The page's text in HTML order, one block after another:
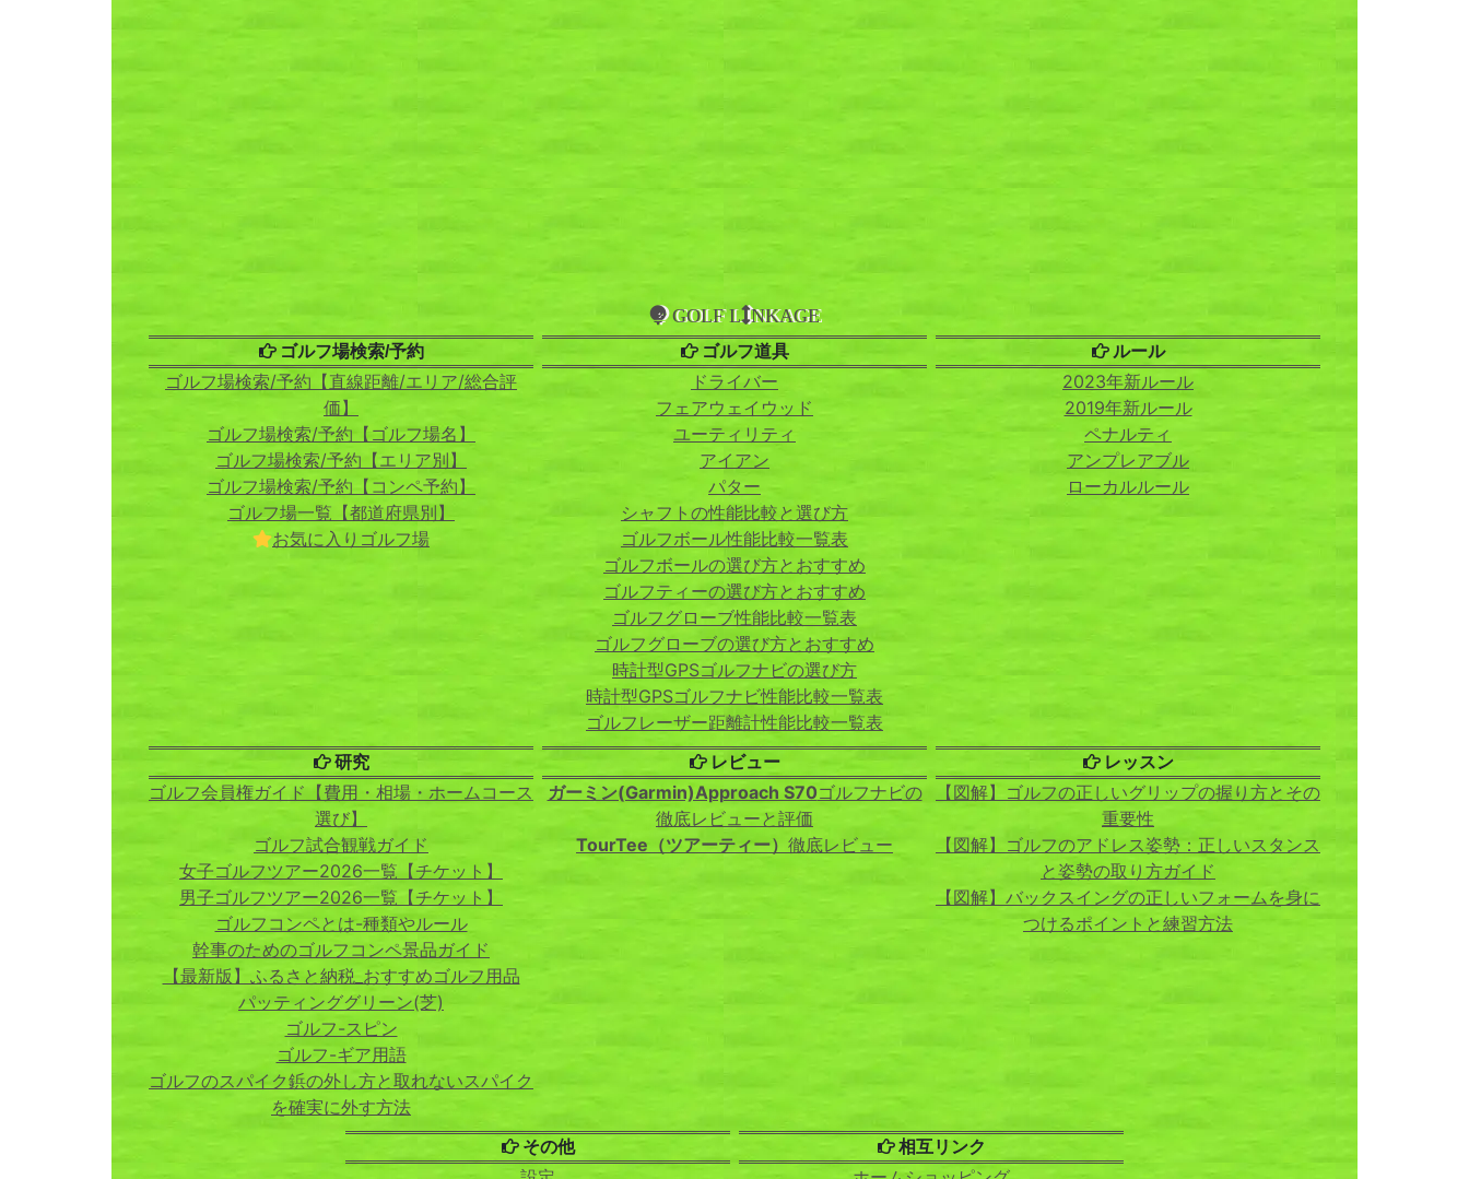
GOLF L NKAGE
ゴルフ場検索/予約
ゴルフ場検索/予約【直線距離/エリア/総合評
価】
ゴルフ場検索/予約【ゴルフ場名】
ゴルフ場検索/予約【エリア別】
ゴルフ場検索/予約【コンペ予約】
ゴルフ場一覧【都道府県別】
お気に入りゴルフ場
ゴルフ道具
ドライバー
フェアウェイウッド
ユーティリティ
アイアン
パター
シャフトの性能比較と選び方
ゴルフボール性能比較一覧表
ゴルフボールの選び方とおすすめ
ゴルフティーの選び方とおすすめ
ゴルフグローブ性能比較一覧表
ゴルフグローブの選び方とおすすめ
時計型GPSゴルフナビの選び方
時計型GPSゴルフナビ性能比較一覧表
ゴルフレーザー距離計性能比較一覧表
ルール
2023年新ルール
2019年新ルール
ペナルティ
アンプレアブル
ローカルルール
研究
ゴルフ会員権ガイド【費用・相場・ホームコース
選び】
ゴルフ試合観戦ガイド
女子ゴルフツアー2026一覧【チケット】
男子ゴルフツアー2026一覧【チケット】
ゴルフコンペとは-種類やルール
幹事のためのゴルフコンペ景品ガイド
【最新版】ふるさと納税_おすすめゴルフ用品
パッティンググリーン(芝)
ゴルフ-スピン
ゴルフ-ギア用語
ゴルフのスパイク鋲の外し方と取れないスパイク
を確実に外す方法
レビュー
ガーミン(Garmin)Approach S70ゴルフナビの
徹底レビューと評価
TourTee（ツアーティー） 徹底レビュー
レッスン
【図解】ゴルフの正しいグリップの握り方とその
重要性
【図解】ゴルフのアドレス姿勢：正しいスタンス
と姿勢の取り方ガイド
【図解】バックスイングの正しいフォームを身に
つけるポイントと練習方法
その他 相互リンク